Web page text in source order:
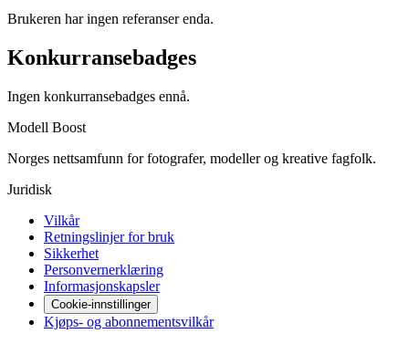
Brukeren har ingen referanser enda.
Konkurransebadges
Ingen konkurransebadges ennå.
Modell Boost
Norges nettsamfunn for fotografer, modeller og kreative fagfolk.
Juridisk
Vilkår
Retningslinjer for bruk
Sikkerhet
Personvernerklæring
Informasjonskapsler
Cookie-innstillinger
Kjøps- og abonnementsvilkår